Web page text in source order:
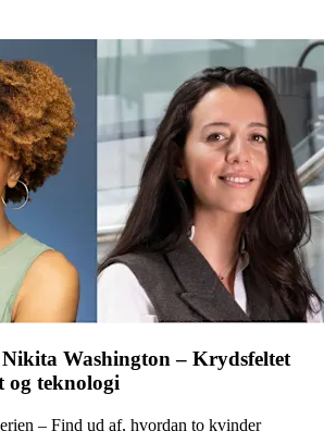
Washington – Krydsfeltet
og teknologi
– Find ud af, hvordan to kvinder